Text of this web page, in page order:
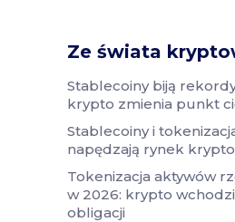
Ze świata
Stablecoiny biją
krypto zmienia punkt
Stablecoiny i
napędzają rynek
Tokenizacja aktywów
w 2026: krypto
obligacji